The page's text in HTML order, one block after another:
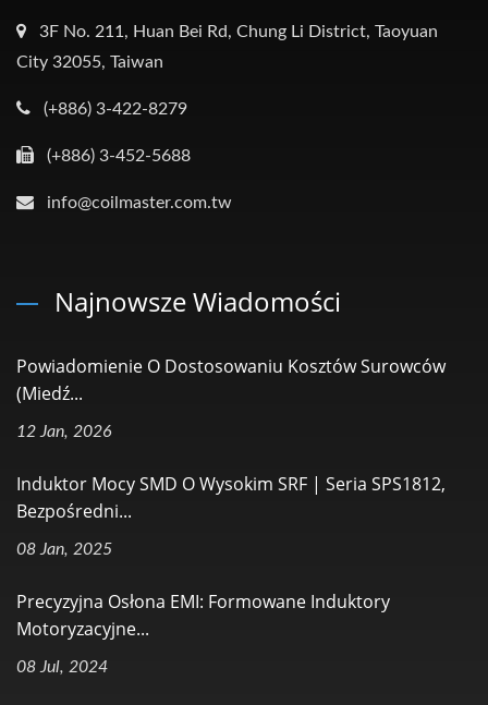
3F No. 211, Huan Bei Rd, Chung Li District, Taoyuan
City 32055, Taiwan
(+886) 3-422-8279
(+886) 3-452-5688
info@coilmaster.com.tw
Najnowsze Wiadomości
Powiadomienie O Dostosowaniu Kosztów Surowców
(miedź...
12 Jan, 2026
Induktor Mocy SMD O Wysokim SRF | Seria SPS1812,
Bezpośredni...
08 Jan, 2025
Precyzyjna Osłona EMI: Formowane Induktory
Motoryzacyjne...
08 Jul, 2024